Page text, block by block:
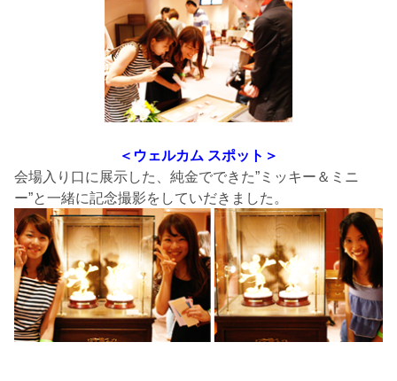
＜ ウェルカム スポット ＞
会場入り口に展示した、純金でできた”ミッキー＆ミニ
ー”と一緒に記念撮影をしていだきました。